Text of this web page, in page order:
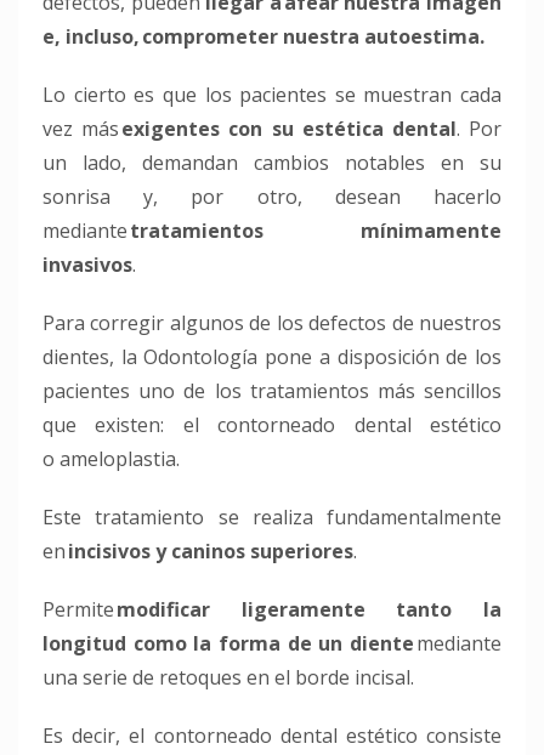
e, incluso,comprometer nuestra autoestima.
Lo cierto es que los pacientes se muestran cada
vez másexigentes con su estética dental. Por
un lado, demandan cambios notables en su
sonrisa y, por otro, desean hacerlo
mediantetratamientos mínimamente
invasivos.
Para corregir algunos de los defectos de nuestros
dientes, la Odontología pone a disposición de los
pacientes uno de los tratamientos más sencillos
que existen: el contorneado dental estético
o ameloplastia.
Este tratamiento se realiza fundamentalmente
enincisivos y caninos superiores.
Permitemodificar ligeramente tanto la
longitud como la forma de un dientemediante
una serie de retoques en el borde incisal.
Es decir, el contorneado dental estético consiste